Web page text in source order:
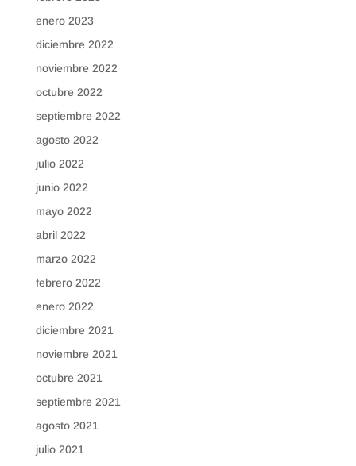
enero 2023
diciembre 2022
noviembre 2022
octubre 2022
septiembre 2022
agosto 2022
julio 2022
junio 2022
mayo 2022
abril 2022
marzo 2022
febrero 2022
enero 2022
diciembre 2021
noviembre 2021
octubre 2021
septiembre 2021
agosto 2021
julio 2021